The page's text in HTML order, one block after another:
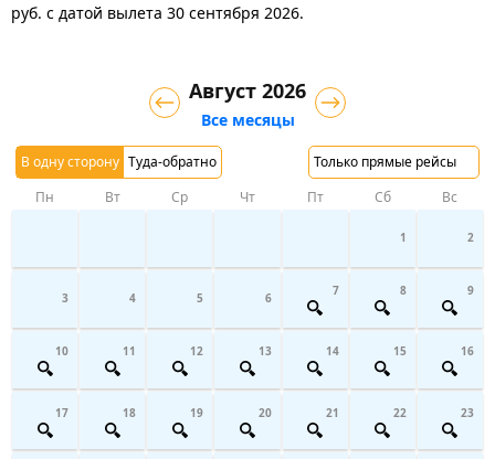
руб. с датой вылета 30 сентября 2026.
В одну сторону Туда-обратно Только прямые рейсы
Август 2026
Все месяцы
Пн Вт Ср Чт Пт Сб Вс
1 2
3 4 5 6 7 8 9
10 11 12 13 14 15 16
17 18 19 20 21 22 23